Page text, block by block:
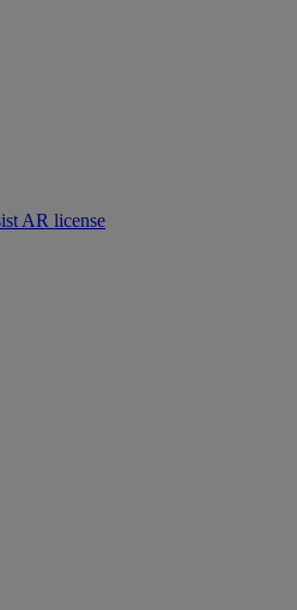
AR license